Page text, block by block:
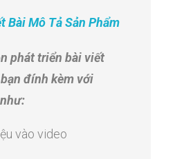
Bài Mô Tả Sản Phẩm
phát triển bài viết
đính kèm với
vào video